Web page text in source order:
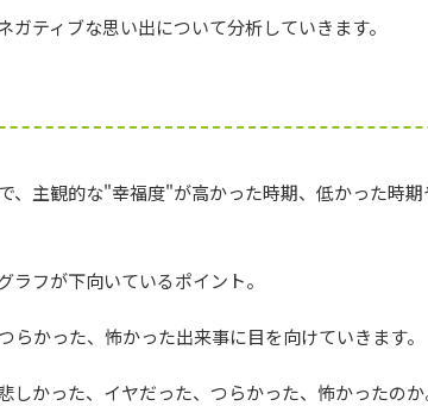
ティブな思い出について分析していきます。
、主観的な"幸福度"が高かった時期、低かった時
フが下向いているポイント。
らかった、怖かった出来事に目を向けていきます。
しかった、イヤだった、つらかった、怖かったの